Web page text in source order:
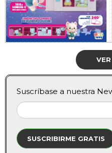
Suscríbase a nuestra
SUSCRIBIRME GRATIS